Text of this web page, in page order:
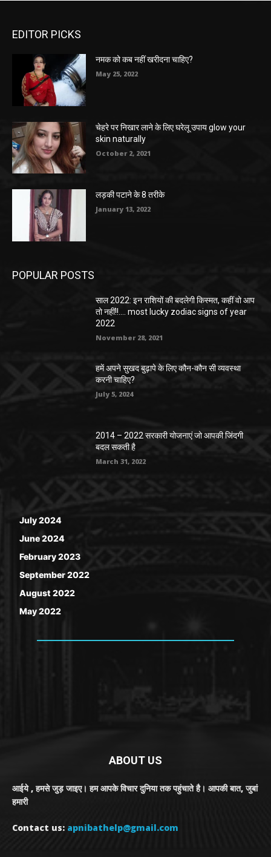
EDITOR PICKS
नमक को कब नहीं खरीदना चाहिए?
May 25, 2022
चेहरे पर निखार लाने के लिए घरेलू उपाय glow your
skin naturally
October 2, 2021
लड़की पटाने के 8 तरीके
January 13, 2022
POPULAR POSTS
साल 2022: इन राशियों की बदलेगी किस्मत, कहीं वो आप
तो नहीं!!…. most lucky zodiac signs of year
2022
November 28, 2021
हमें अपने सुखद बुढ़ापे के लिए कौन-कौन सी व्यवस्था
करनी चाहिए?
July 5, 2024
2014 – 2022 सरकारी योजनाएं जो आपकी जिंदगी
बदल सकती है
March 31, 2022
July 2024
June 2024
February 2023
September 2022
August 2022
May 2022
ABOUT US
आईये , हमसे जुड़ जाइए। हम आपके विचार दुनिया तक पहुंचाते है। आपकी बात, जुबां
हमारी
Contact us: apnibathelp@gmail.com